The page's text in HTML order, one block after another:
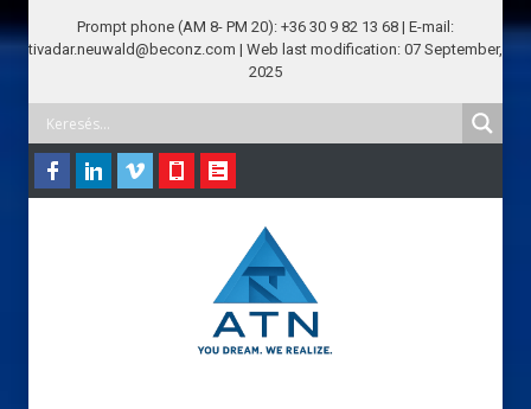
Prompt phone (AM 8- PM 20): +36 30 9 82 13 68 | E-mail:
tivadar.neuwald@beconz.com | Web last modification: 07 September,
2025